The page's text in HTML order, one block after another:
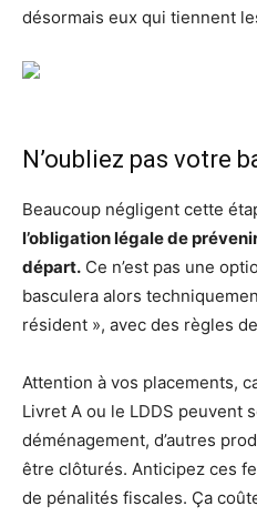
désormais eux qui tiennent
N’oubliez pas votre
Beaucoup négligent cette
l’obligation légale de
départ. Ce n’est pas une
basculera alors
résident », avec des règles
Attention à vos placements,
Livret A ou le LDDS peuvent
déménagement, d’autres
être clôturés. Anticipez ces
de pénalités fiscales. Ça